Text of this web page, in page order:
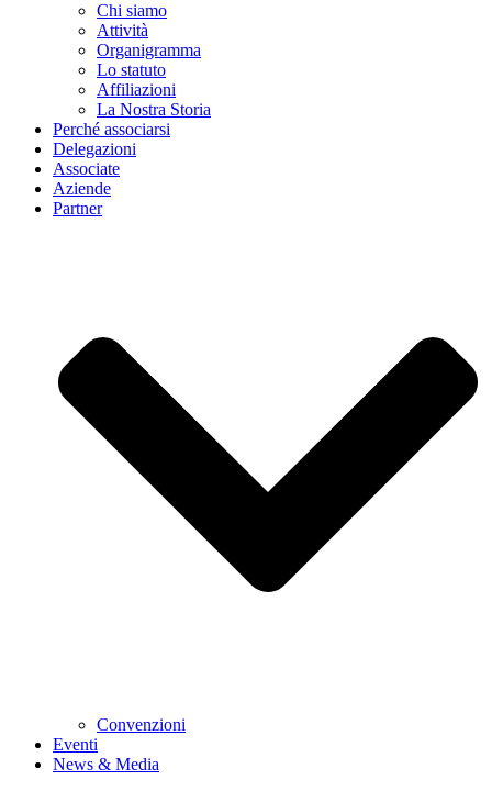
Chi siamo
Attività
Organigramma
Lo statuto
Affiliazioni
La Nostra Storia
Perché associarsi
Delegazioni
Associate
Aziende
Partner
Convenzioni
Eventi
News & Media